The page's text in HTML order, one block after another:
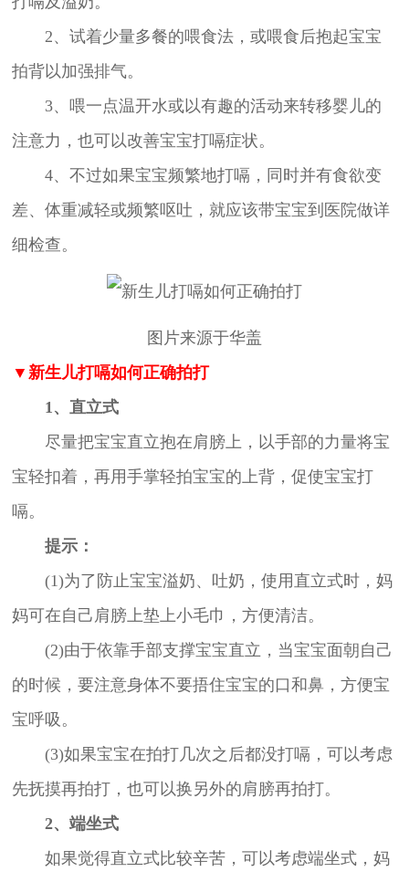
2、试着少量多餐的喂食法，或喂食后抱起宝宝
拍背以加强排气。
3、喂一点温开水或以有趣的活动来转移婴儿的
注意力，也可以改善宝宝打嗝症状。
4、不过如果宝宝频繁地打嗝，同时并有食欲变
差、体重减轻或频繁呕吐，就应该带宝宝到医院做详
细检查。
图片来源于华盖
▼新生儿打嗝如何正确拍打
1、直立式
尽量把宝宝直立抱在肩膀上，以手部的力量将宝
宝轻扣着，再用手掌轻拍宝宝的上背，促使宝宝打
嗝。
提示：
(1)为了防止宝宝溢奶、吐奶，使用直立式时，妈
妈可在自己肩膀上垫上小毛巾，方便清洁。
(2)由于依靠手部支撑宝宝直立，当宝宝面朝自己
的时候，要注意身体不要捂住宝宝的口和鼻，方便宝
宝呼吸。
(3)如果宝宝在拍打几次之后都没打嗝，可以考虑
先抚摸再拍打，也可以换另外的肩膀再拍打。
2、端坐式
如果觉得直立式比较辛苦，可以考虑端坐式，妈